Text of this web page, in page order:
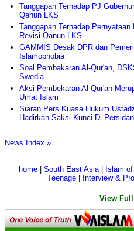
Tanggapan Terhadap PJ
Qanun LKS
Tanggapan Terhadap
Revisi Qanun LKS
GAMMIS Desak DPR dan
Islamophobia
Soal Pembakaran Al-Qur'an,
Swedia
Aksi Pembekaran Al-Qur'an
Umat Islam
Siaran Pers Kuasa Hukum
Hadirkan Saksi Kunci Di
News Index »
home| South East Asia| Islam
Teenage
Interview &
View